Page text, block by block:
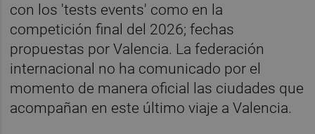
con los 'tests events' como en la
competición final del 2026; fechas
propuestas por Valencia. La federación
internacional no ha comunicado por el
momento de manera oficial las ciudades que
acompañan en este último viaje a Valencia.